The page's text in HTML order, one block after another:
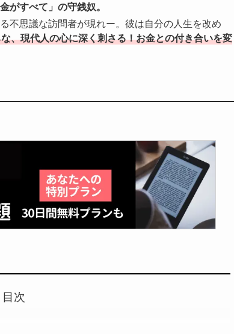
金がすべて」の守銭奴。
不思議な訪問者が現れー。彼は自分の人生を改め
、現代人の心に深く刺さる！お金との付き合いを変
目次